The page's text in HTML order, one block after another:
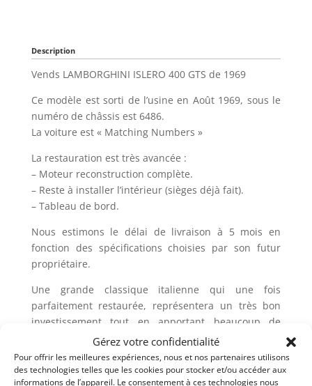
Gérez votre confidentialité
Pour offrir les meilleures expériences, nous et nos partenaires utilisons
des technologies telles que les cookies pour stocker et/ou accéder aux
informations de l’appareil. Le consentement à ces technologies nous
Description
Vends LAMBORGHINI ISLERO 400 GTS de 1969
Ce modèle est sorti de l’usine en Août 1969, sous le
numéro de châssis est 6486.
La voiture est « Matching Numbers »
La restauration est très avancée :
– Moteur reconstruction complète.
– Reste à installer l’intérieur (sièges déjà fait).
– Tableau de bord.
Nous estimons le délai de livraison à 5 mois en
fonction des spécifications choisies par son futur
propriétaire.
Une grande classique italienne qui une fois
parfaitement restaurée, représentera un très bon
investissement tout en apportant beaucoup de
plaisir d’utilisation à son heureux propriétaire.
Demandez une expertise de ce modèle